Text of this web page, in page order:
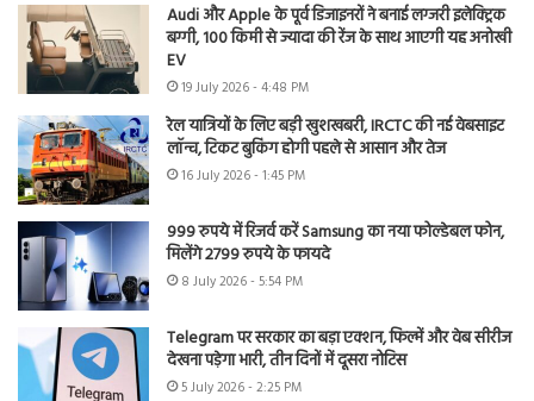
Audi और Apple के पूर्व डिजाइनरों ने बनाई लग्जरी इलेक्ट्रिक
बग्गी, 100 किमी से ज्यादा की रेंज के साथ आएगी यह अनोखी
EV
19 July 2026 - 4:48 PM
रेल यात्रियों के लिए बड़ी खुशखबरी, IRCTC की नई वेबसाइट
लॉन्च, टिकट बुकिंग होगी पहले से आसान और तेज
16 July 2026 - 1:45 PM
999 रुपये में रिजर्व करें Samsung का नया फोल्डेबल फोन,
मिलेंगे 2799 रुपये के फायदे
8 July 2026 - 5:54 PM
Telegram पर सरकार का बड़ा एक्शन, फिल्में और वेब सीरीज
देखना पड़ेगा भारी, तीन दिनों में दूसरा नोटिस
5 July 2026 - 2:25 PM